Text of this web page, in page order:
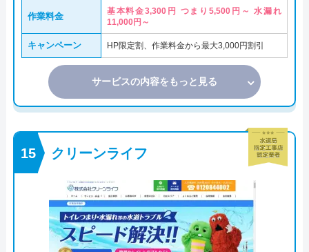
作業料金
基本料金3,300円 つまり5,500円～ 水漏れ
11,000円～
キャンペーン HP限定割、作業料金から最大3,000円割引
サービスの内容をもっと見る
クリーンライフ